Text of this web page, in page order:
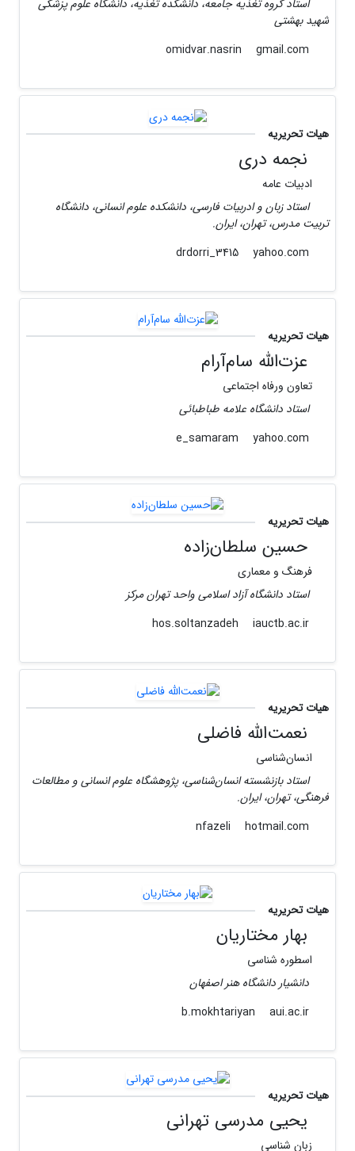
استاد گروه تغذیه جامعه، دانشکده تغذیه، دانشگاه علوم پزشکی
شهید بهشتی
gmail.com
هیات تحریریه
نجمه دری
ادبیات عامه
استاد زبان و ادربیات فارسی، دانشکده علوم انسانی، دانشگاه
تربیت مدرس، تهران، ایران.
yahoo.com
هیات تحریریه
عزت‌الله سام‌‌آرام‌
تعاون ورفاه اجتماعی
استاد دانشگاه علامه طباطبائی
yahoo.com
هیات تحریریه
حسین سلطان‌زاده
فرهنگ و معماری
استاد دانشگاه آزاد اسلامی واحد تهران مرکز
hos.soltanzadeh
iauctb.ac.ir
هیات تحریریه
نعمت‌الله فاضلی
انسان‌شناسی
استاد بازنشسته انسان‌شناسی، پژوهشگاه علوم انسانی و مطالعات
فرهنگی، تهران، ایران.
hotmail.com
هیات تحریریه
بهار مختاریان
اسطوره شناسی
دانشیار دانشگاه هنر اصفهان
b.mokhtariyan
aui.ac.ir
هیات تحریریه
یحیی مدرسی تهرانی
زبان شناسی